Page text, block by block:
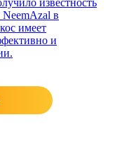
известность
NeemAzal в
имеет
и